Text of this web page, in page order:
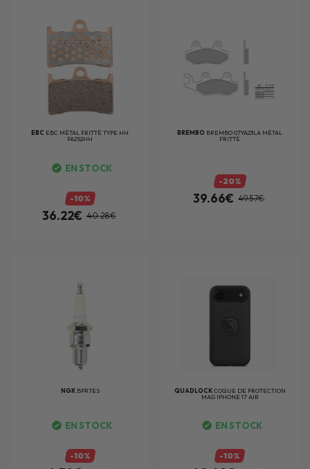
EBC EBC MÉTAL FRITTÉ TYPE HH
FA252HH
EN STOCK
-10%
36.22€ 40.28€
BREMBO BREMBO 07YA23LA MÉTAL
FRITTÉ
-20%
39.66€ 49.57€
NGK BPR7ES
EN STOCK
-10%
QUADLOCKCOQUE DE PROTECTION
MAG IPHONE 17 AIR
EN STOCK
-10%